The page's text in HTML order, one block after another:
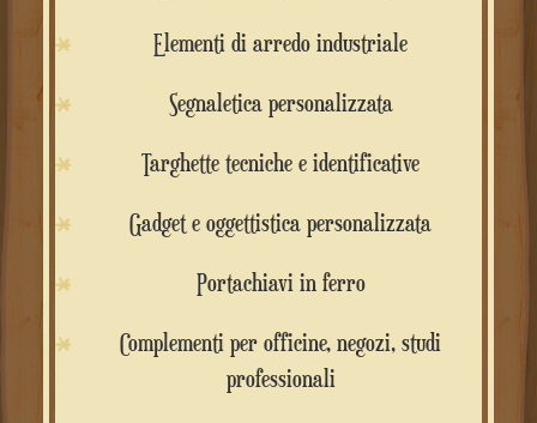
Elementi di arredo industriale
Segnaletica personalizzata
Targhette tecniche e identificative
Gadget e oggettistica personalizzata
Portachiavi in ferro
Complementi per officine, negozi, studi
professionali